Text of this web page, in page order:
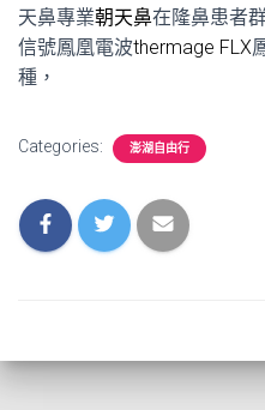
天鼻專業朝天鼻在隆鼻患者
信號鳳凰電波thermage FLX
種，
Categories: 澎湖自由行